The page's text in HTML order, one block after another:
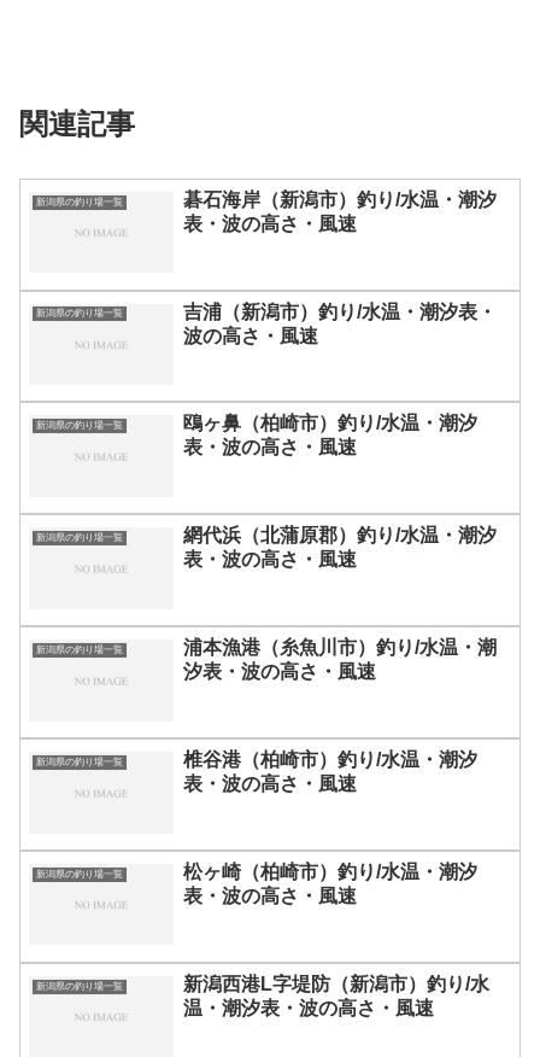
関連記事
新潟県の釣り場一覧
碁石海岸（新潟市）釣り/水温・潮汐
表・波の高さ・風速
新潟県の釣り場一覧
吉浦（新潟市）釣り/水温・潮汐表・
波の高さ・風速
新潟県の釣り場一覧
鴎ヶ鼻（柏崎市）釣り/水温・潮汐
表・波の高さ・風速
新潟県の釣り場一覧
網代浜（北蒲原郡）釣り/水温・潮汐
表・波の高さ・風速
新潟県の釣り場一覧
浦本漁港（糸魚川市）釣り/水温・潮
汐表・波の高さ・風速
新潟県の釣り場一覧
椎谷港（柏崎市）釣り/水温・潮汐
表・波の高さ・風速
新潟県の釣り場一覧
松ヶ崎（柏崎市）釣り/水温・潮汐
表・波の高さ・風速
新潟県の釣り場一覧
新潟西港L字堤防（新潟市）釣り/水
温・潮汐表・波の高さ・風速